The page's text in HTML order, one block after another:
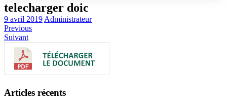
telecharger doic
9 avril 2019 Administrateur
Previous
Suivant
Articles récents